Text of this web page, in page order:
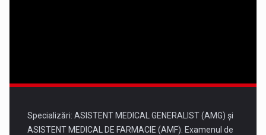
Specializări: ASISTENT MEDICAL GENERALIST (AMG) și
ASISTENT MEDICAL DE FARMACIE (AMF). Examenul de